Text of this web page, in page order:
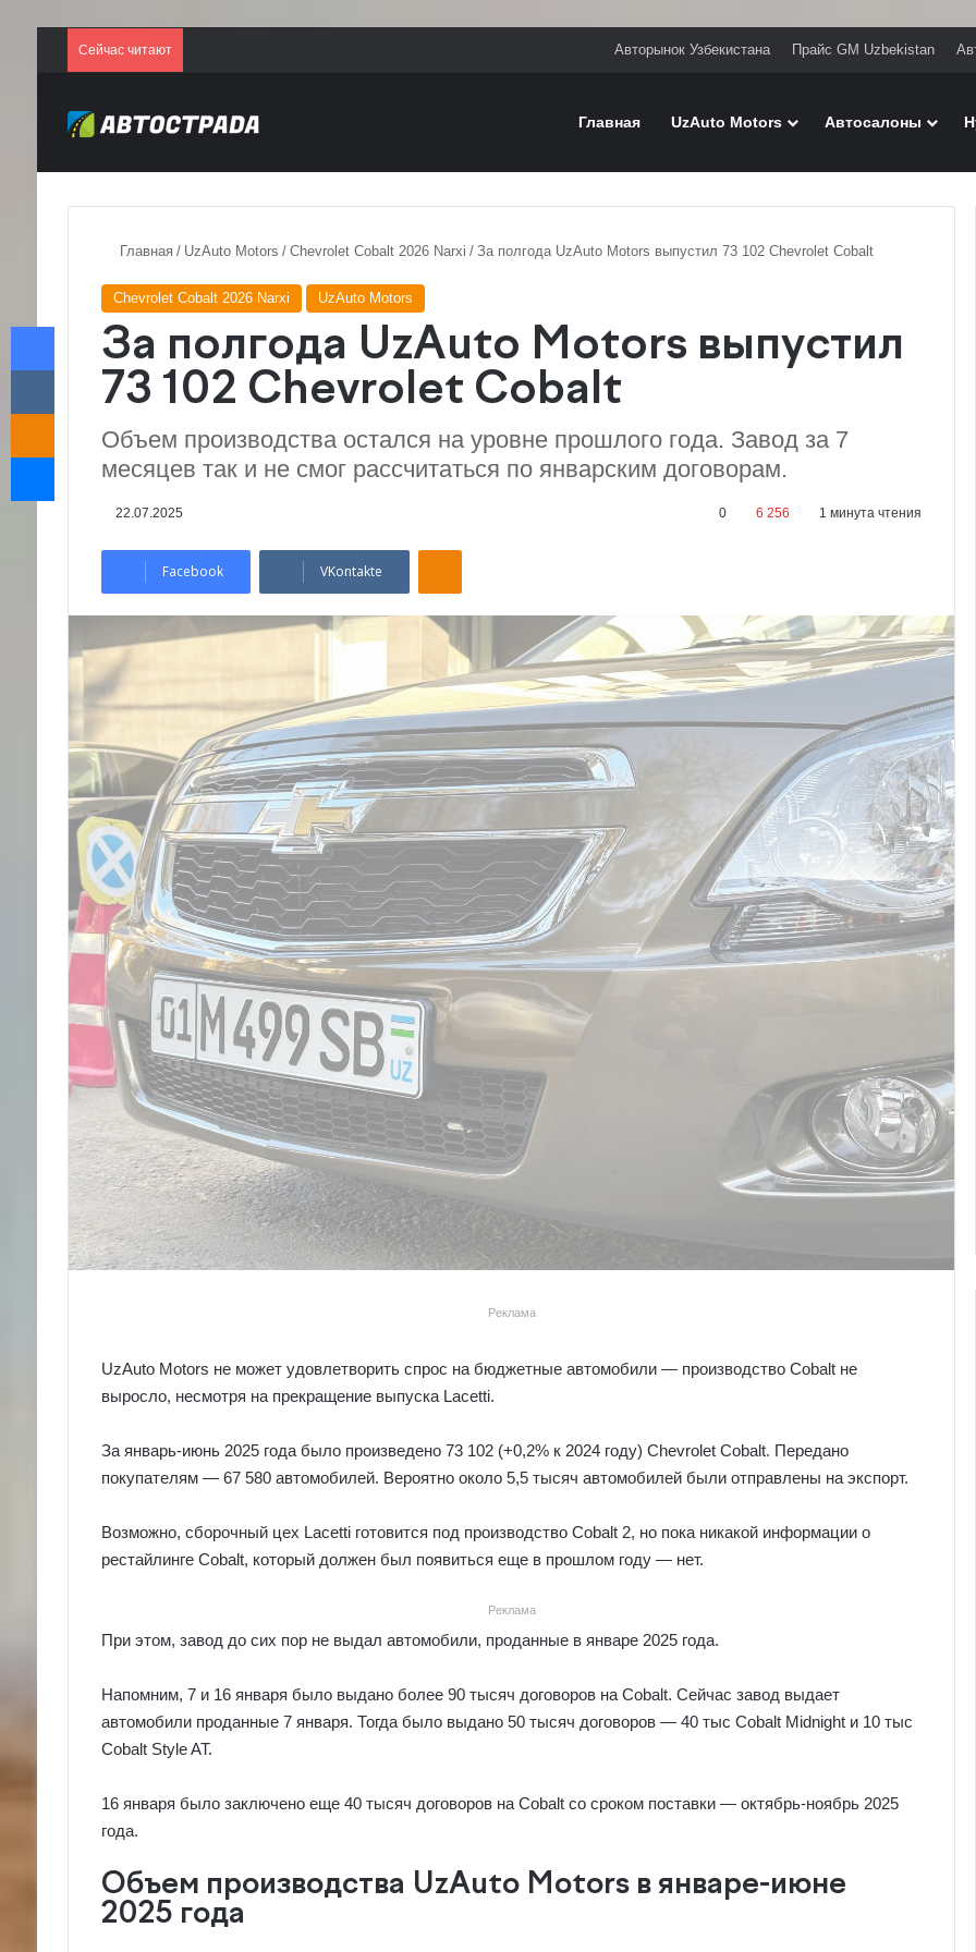
Сейчас читают Авторынок Узбекистана Прайс GM Uzbekistan
Главная UzAuto Motors Автосалоны
Главная / UzAuto Motors / Chevrolet Cobalt 2026 Narxi / За полгода UzAuto Motors выпустил 73 102 Chevrolet Cobalt
Chevrolet Cobalt 2026 Narxi UzAuto Motors
За полгода UzAuto Motors выпустил
73 102 Chevrolet Cobalt
Объем производства остался на уровне прошлого года. Завод за 7
месяцев так и не смог рассчитаться по январским договорам.
22.07.2025 0 6 256 1 минута чтения
Facebook VKontakte
Odnoklassniki
Реклама
UzAuto Motors не может удовлетворить спрос на бюджетные автомобили — производство Cobalt не
выросло, несмотря на прекращение выпуска Lacetti.
За январь-июнь 2025 года было произведено 73 102 (+0,2% к 2024 году) Chevrolet Cobalt. Передано
покупателям — 67 580 автомобилей. Вероятно около 5,5 тысяч автомобилей были отправлены на экспорт.
Возможно, сборочный цех Lacetti готовится под производство Cobalt 2, но пока никакой информации о
рестайлинге Cobalt, который должен был появиться еще в прошлом году — нет.
Реклама
При этом, завод до сих пор не выдал автомобили, проданные в январе 2025 года.
Напомним, 7 и 16 января было выдано более 90 тысяч договоров на Cobalt. Сейчас завод выдает
автомобили проданные 7 января. Тогда было выдано 50 тысяч договоров — 40 тыс Cobalt Midnight и 10 тыс
Cobalt Style AT.
16 января было заключено еще 40 тысяч договоров на Cobalt со сроком поставки — октябрь-ноябрь 2025
года.
Объем производства UzAuto Motors в январе-июне
2025 года
Facebook
VKontakte